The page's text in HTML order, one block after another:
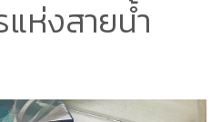
ห่งสายน้ำ